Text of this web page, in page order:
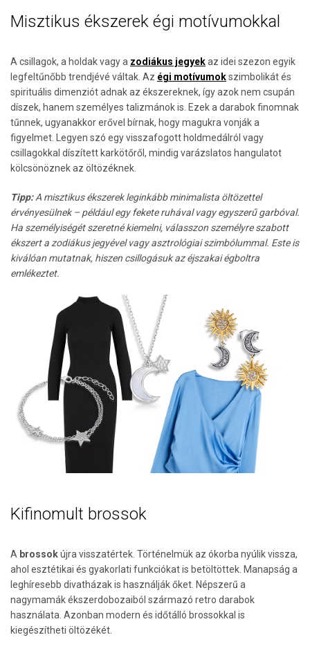
Misztikus ékszerek égi motívumokkal
A csillagok, a holdak vagy a zodiákus jegyekaz idei szezon egyik
legfeltűnőbb trendjévé váltak. Az égi motívumokszimbolikát és
spirituális dimenziót adnak az ékszereknek, így azok nem csupán
díszek, hanem személyes talizmánok is. Ezek a darabok finomnak
tűnnek, ugyanakkor erővel bírnak, hogy magukra vonják a
figyelmet. Legyen szó egy visszafogott holdmedálról vagy
csillagokkal díszített karkötőről, mindig varázslatos hangulatot
kölcsönöznek az öltözéknek.
Tipp:A misztikus ékszerek leginkább minimalista öltözettel
érvényesülnek – például egy fekete ruhával vagy egyszerű garbóval.
Ha személyiségét szeretné kiemelni, válasszon személyre szabott
ékszert a zodiákus jegyével vagy asztrológiai szimbólummal. Este is
kiválóan mutatnak, hiszen csillogásuk az éjszakai égboltra
emlékeztet.
Kifinomult brossok
A brossokújra visszatértek. Történelmük az ókorba nyúlik vissza,
ahol esztétikai és gyakorlati funkciókat is betöltöttek. Manapság a
leghíresebb divatházak is használják őket. Népszerű a
nagymamák ékszerdobozaiból származó retro darabok
használata. Azonban modern és időtálló brossokkal is
kiegészítheti öltözékét.